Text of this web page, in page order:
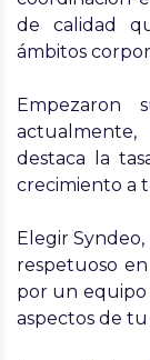
de calidad
ámbitos
Empezaron
destaca la
crecimiento a
Elegir
respetuoso
por un equipo
aspectos de